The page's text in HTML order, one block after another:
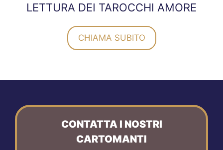
LETTURA DEI TAROCCHI AMORE
CHIAMA SUBITO
CONTATTA I NOSTRI
CARTOMANTI